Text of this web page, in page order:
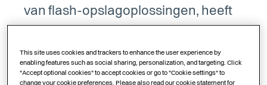
van flash-opslagoplossingen, heeft
Starpartner tijdens de jaarlijkse
Europese Partner Summit in Berlijn.
This site uses cookies and trackers to enhance the user experience by
enabling features such as social sharing, personalization, and targeting. Click
"Accept optional cookies" to accept cookies or go to "Cookie settings" to
change your cookie preferences. Please also read our cookie statement for